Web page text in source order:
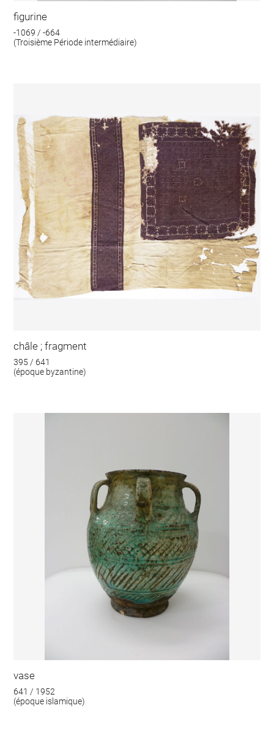
figurine
-1069 / -664
(Troisième Période intermédiaire)
châle ; fragment
395 / 641
(époque byzantine)
vase
641 / 1952
(époque islamique)